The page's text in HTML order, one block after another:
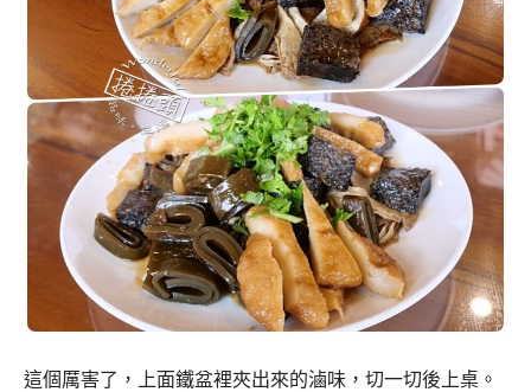
這個厲害了，上面鐵盆裡夾出來的滷味，切一切後上桌。